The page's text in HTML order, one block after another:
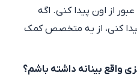
از اون پیدا کنی. اگه
کنی، از یه متخصص کمک
واقع بینانه داشته باشم؟